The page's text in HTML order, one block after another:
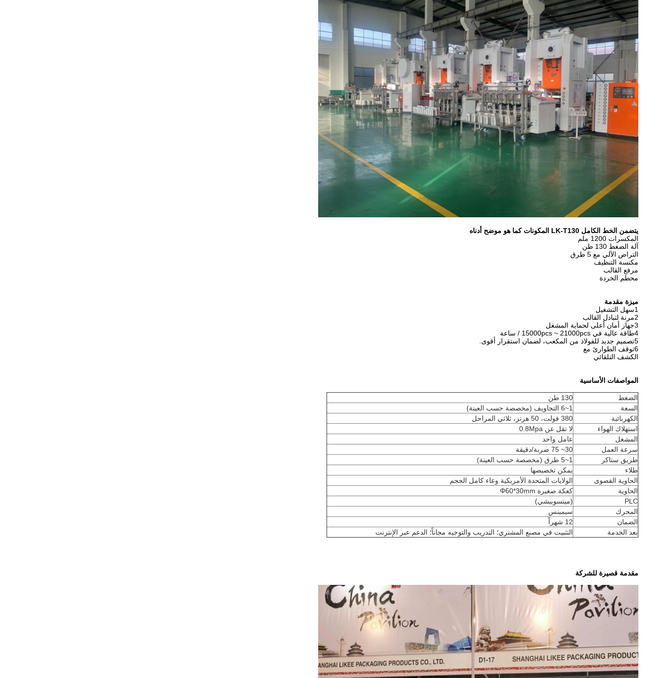
يتضمن الخط الكامل LK-T130 المكونات كما هو موضح أدناه
المكسرات 1200 ملم
آلة الضغط 130 طن
التراص الآلي مع 5 طرق
مكنسة التنظيف
مرفع القالب
محطم الخردة
ميزة مقدمة
1سهل التشغيل
2مرنة لتبادل القالب
3جهاز أمان أعلى لحماية المشغل
4طاقة عالية في 15000pcs ~ 21000pcs / ساعة
5تصميم جديد للفولاذ من المكعب، لضمان استقرار أقوى.
6توقف الطوارئ مع
الكشف التلقائي
المواصفات الأساسية
الضغط
130 طن
السعة
1~6 التجاويف (مخصصة حسب العينة)
الكهربائية
380 فولت، 50 هرتز، ثلاثي المراحل
استهلاك الهواء
لا تقل عن 0.8Mpa
المشغل
عامل واحد
سرعة العمل
30~ 75 ضربة/دقيقة
طريق ستاكر
1~5 طرق (مخصصة حسب العينة)
طلاء
يمكن تخصيصها
الحاوية القصوى
الولايات المتحدة الأمريكية وعاء كامل الحجم
الحاوية
كعكة صغيرة Φ60*30mm
PLC
(ميتسوبيشي)
المحرك
سيمينس
الضمان
12 شهراً
بعد الخدمة
التثبيت في مصنع المشتري؛ التدريب والتوجيه مجاناً؛ الدعم عبر الإنترنت
مقدمة قصيرة للشركة